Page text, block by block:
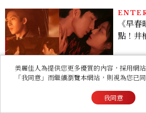
多大？
《早
點！井
2026上
美麗佳人為提供您更多優質的內容，採用網
「我同意」而繼續瀏覽本網站，則視為您已
我同意